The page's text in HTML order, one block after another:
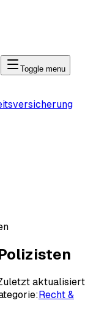
Toggle menu
aktualisiert
Recht &